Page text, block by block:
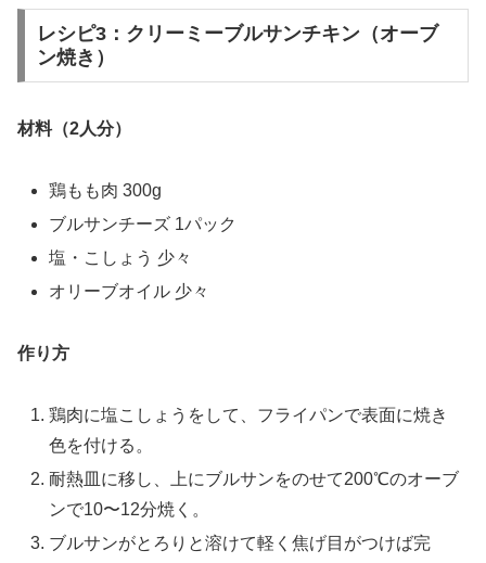
レシピ3：クリーミーブルサンチキン（オーブ
ン焼き）
材料（2人分）
鶏もも肉 300g
ブルサンチーズ 1パック
塩・こしょう 少々
オリーブオイル 少々
作り方
鶏肉に塩こしょうをして、フライパンで表面に焼き
色を付ける。
耐熱皿に移し、上にブルサンをのせて200℃のオーブ
ンで10〜12分焼く。
ブルサンがとろりと溶けて軽く焦げ目がつけば完